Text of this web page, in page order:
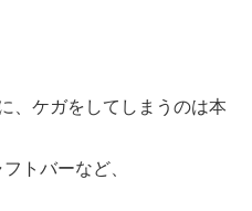
、ケガをしてしまうのは本
トバーなど、